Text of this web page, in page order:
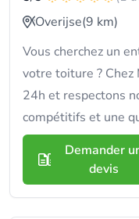
Overijse(9 km)
Vous cherchez un
votre toiture ? Chez
24h et respectons
compétitifs et une
Demander
devis